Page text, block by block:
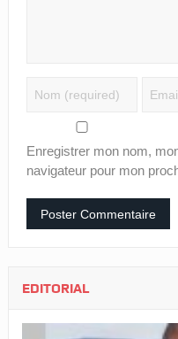
Enregistrer mon nom,
navigateur pour mon
EDITORIAL